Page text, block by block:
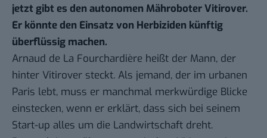
jetzt gibt es den autonomen Mähroboter Vitirover.
Er könnte den Einsatz von Herbiziden künftig
überflüssig machen.
Arnaud de La Fourchardière heißt der Mann, der
hinter Vitirover steckt. Als jemand, der im urbanen
Paris lebt, muss er manchmal merkwürdige Blicke
einstecken, wenn er erklärt, dass sich bei seinem
Start-up alles um die Landwirtschaft dreht.